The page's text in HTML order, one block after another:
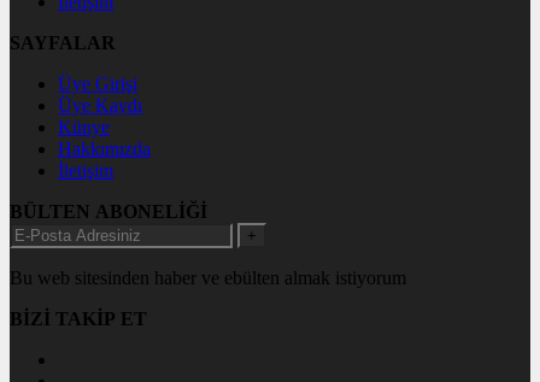
SAYFALAR
Üye Girişi
Üye Kaydı
Künye
Hakkımızda
İletişim
BÜLTEN ABONELİĞİ
+
Bu web sitesinden haber ve ebülten almak istiyorum
BİZİ TAKİP ET